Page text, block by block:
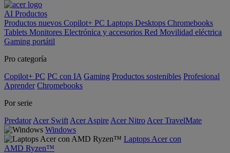
AI Productos
Productos nuevos Copilot+ PC Laptops Desktops Chromebooks
Tablets Monitores Electrónica y accesorios Red Movilidad eléctrica
Gaming portátil
Pro categoría
Copilot+ PC PC con IA Gaming Productos sostenibles Profesional
Aprender Chromebooks
Por serie
Predator Acer Swift Acer Aspire Acer Nitro Acer TravelMate
Windows
Laptops Acer con
AMD Ryzen™